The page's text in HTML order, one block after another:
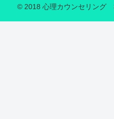
© 2018 心理カウンセリング